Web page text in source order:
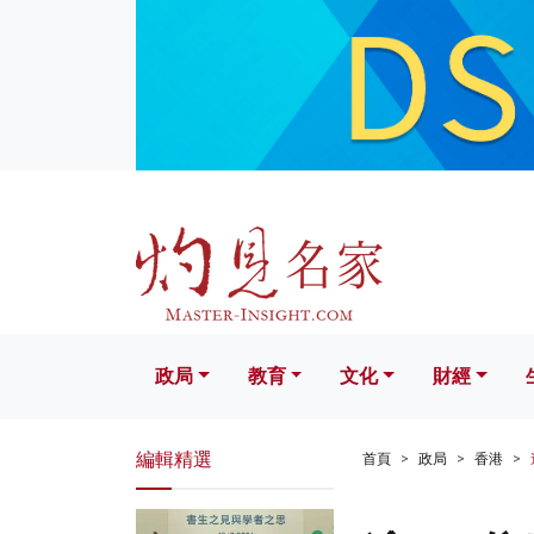
文化 財經 生活
政局 教育 文化 財經
首頁 政局 香港
編輯精選